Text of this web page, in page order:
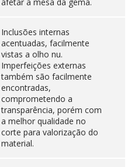
Inclusões internas
acentuadas, facilmente
vistas a olho nu.
Imperfeições externas
também são facilmente
encontradas,
comprometendo a
transparência, porém com
a melhor qualidade no
corte para valorização do
material.